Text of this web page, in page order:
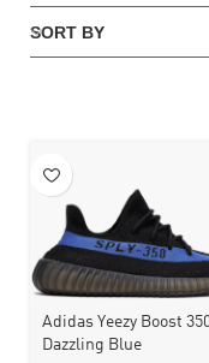
SORT BY
Adidas Yeezy Boost
Dazzling Blue